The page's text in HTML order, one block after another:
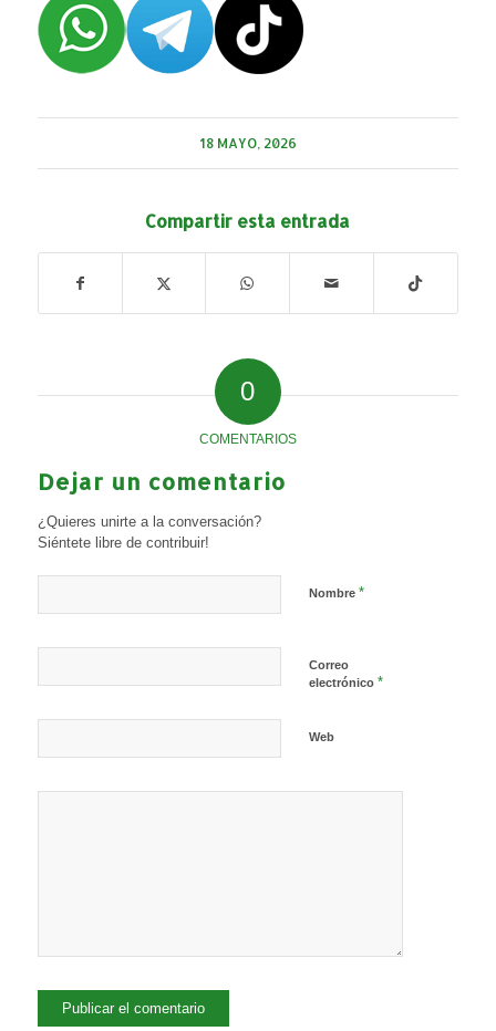
18 MAYO, 2026
Compartir esta entrada
0
COMENTARIOS
Dejar un comentario
¿Quieres unirte a la conversación?
Siéntete libre de contribuir!
Nombre *
Correo
electrónico *
Web